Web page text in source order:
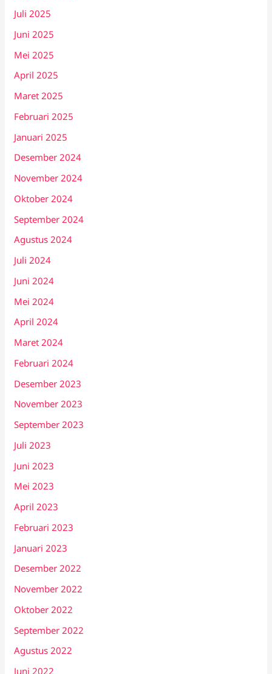
Juli 2025
Juni 2025
Mei 2025
April 2025
Maret 2025
Februari 2025
Januari 2025
Desember 2024
November 2024
Oktober 2024
September 2024
Agustus 2024
Juli 2024
Juni 2024
Mei 2024
April 2024
Maret 2024
Februari 2024
Desember 2023
November 2023
September 2023
Juli 2023
Juni 2023
Mei 2023
April 2023
Februari 2023
Januari 2023
Desember 2022
November 2022
Oktober 2022
September 2022
Agustus 2022
Juni 2022